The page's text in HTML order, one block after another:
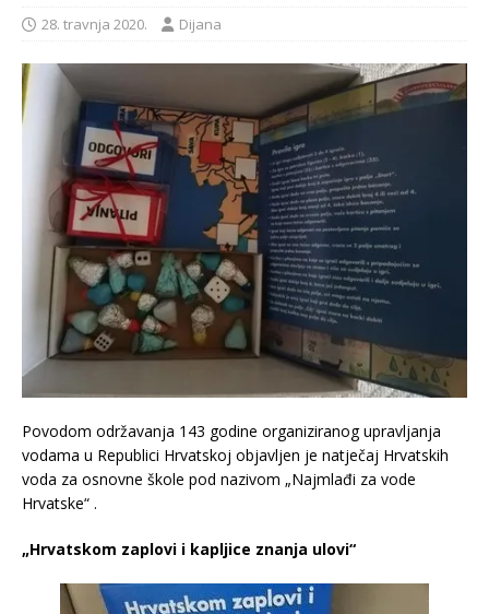
28. travnja 2020. Dijana
Povodom održavanja 143 godine organiziranog upravljanja
vodama u Republici Hrvatskoj objavljen je natječaj Hrvatskih
voda za osnovne škole pod nazivom „Najmlađi za vode
Hrvatske“ .
„Hrvatskom zaplovi i kapljice znanja ulovi“